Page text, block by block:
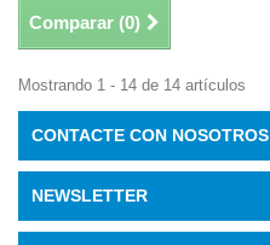
Comparar (0)
Mostrando 1 - 14 de 14 artículos
CONTACTE CON NOSOTROS
NEWSLETTER